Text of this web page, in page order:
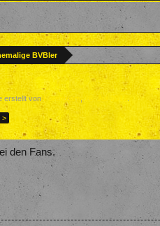
BVBler
erstellt vonForenteam, 26. Juli 2017
>
den Fans.